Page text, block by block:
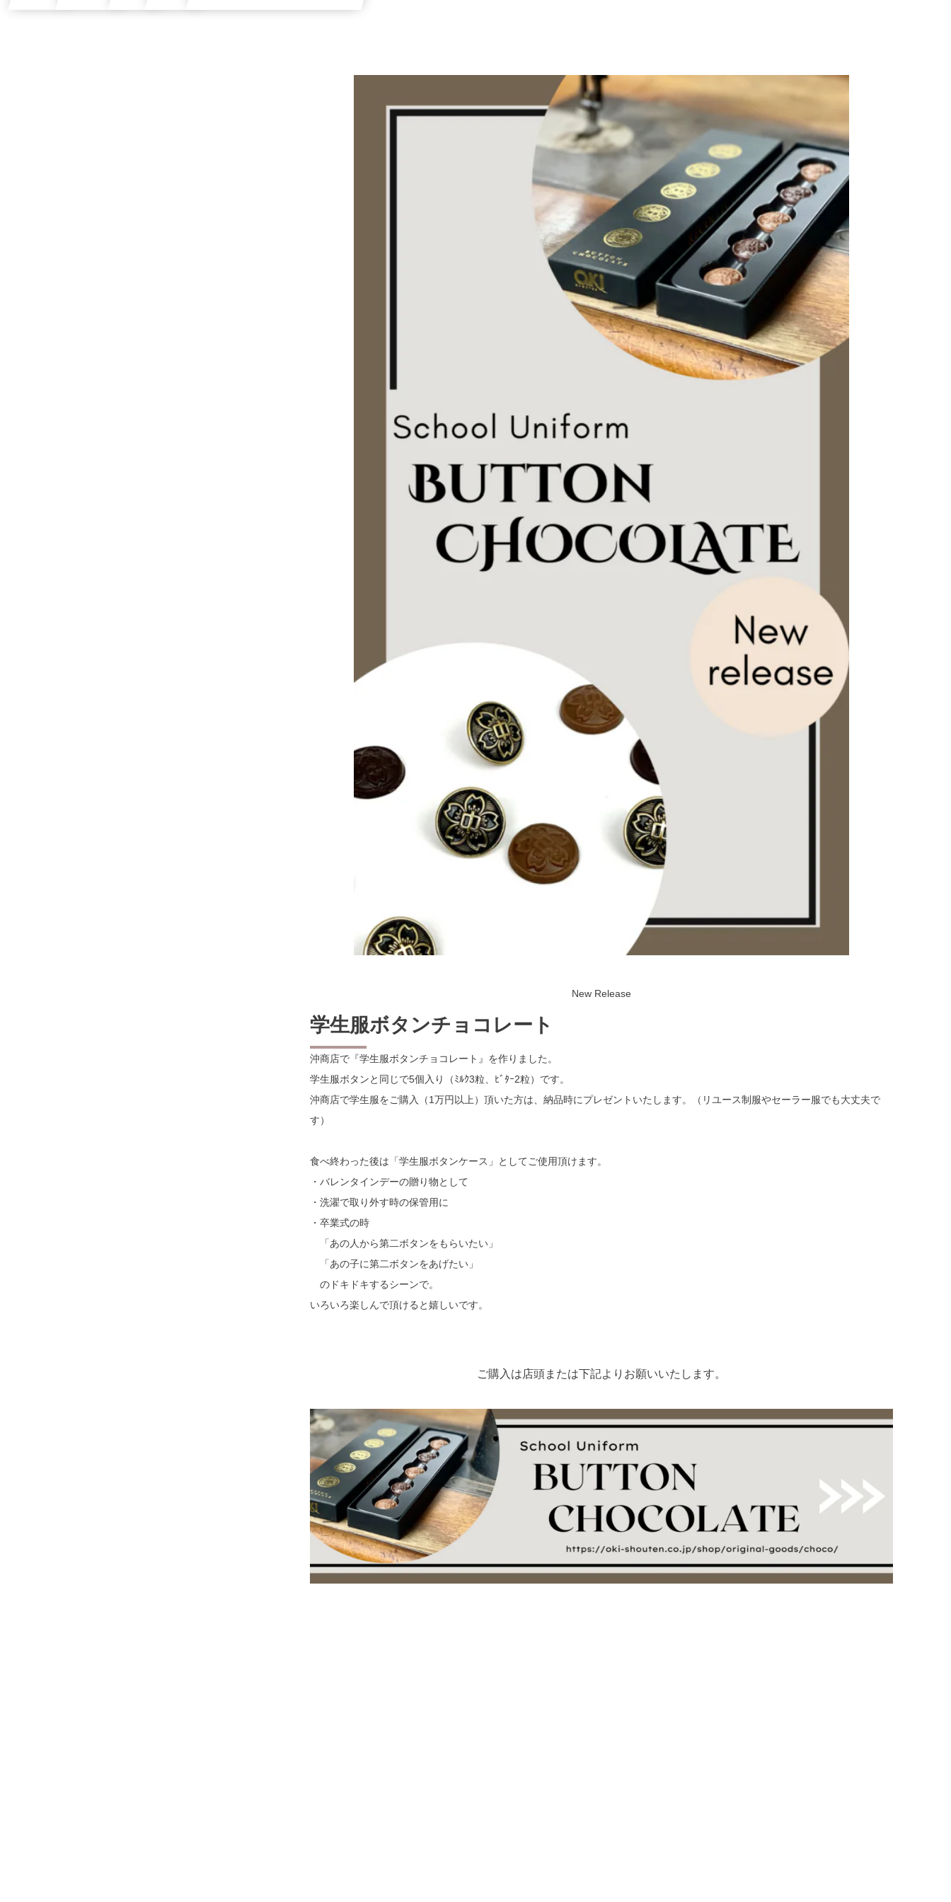
New Release
学生服ボタンチョコレート
沖商店で『学生服ボタンチョコレート』を作りました。
学生服ボタンと同じで5個入り（ﾐﾙｸ3粒、ﾋﾞﾀｰ2粒）です。
沖商店で学生服をご購入（1万円以上）頂いた方は、納品時にプレゼントいたします。（リユース制服やセーラー服でも大丈夫で
す）
食べ終わった後は「学生服ボタンケース」としてご使用頂けます。
・バレンタインデーの贈り物として
・洗濯で取り外す時の保管用に
・卒業式の時
「あの人から第二ボタンをもらいたい」
「あの子に第二ボタンをあげたい」
のドキドキするシーンで。
いろいろ楽しんで頂けると嬉しいです。
ご購入は店頭または下記よりお願いいたします。